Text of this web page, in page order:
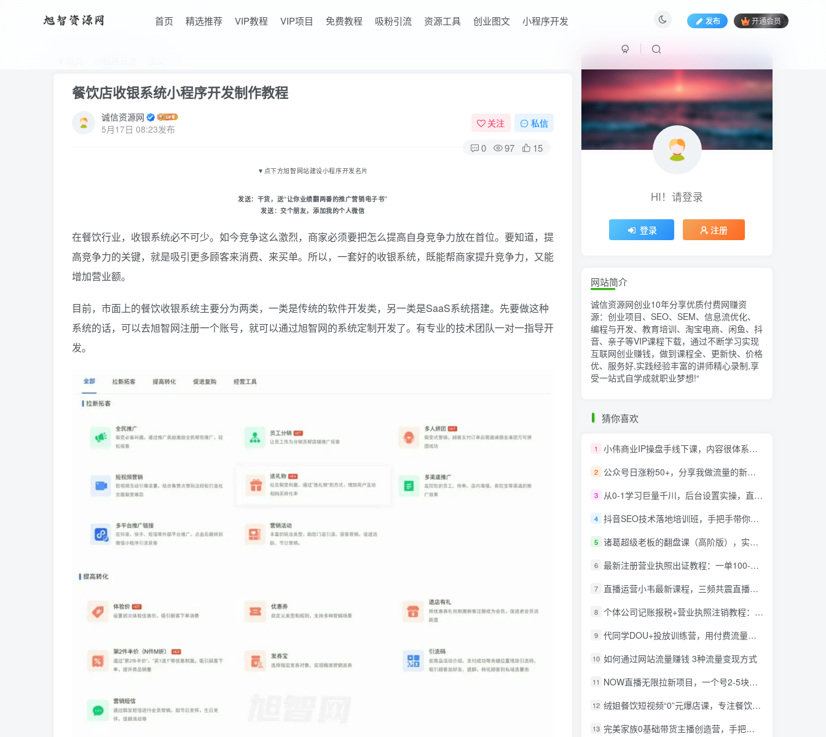
首页 精选推荐 VIP教程 VIP项目 免费教程 吸粉引流 资源工具 创业图文 小程序开发 发布 开通会员
餐饮店收银系统小程序开发制作教程
诚信资源网
5月17日 08:23发布
关注 私信
0 97 15
▼ 点下方旭智网站建设小程序开发名片
发送： 干货，送“让你业绩翻两番的推广营销电子书”
发送：交个朋友，添加我的个人微信
在餐饮行业，收银系统必不可少。如今竞争这么激烈，商家必须要把怎么提高自身竞争力放在首位。要知道，提
高竞争力的关键，就是吸引更多顾客来消费、来买单。所以，一套好的收银系统，既能帮商家提升竞争力，又能
增加营业额。
目前，市面上的餐饮收银系统主要分为两类，一类是传统的软件开发类，另一类是SaaS系统搭建。先要做这种
系统的话，可以去旭智网注册一个账号，就可以通过旭智网的系统定制开发了。有专业的技术团队一对一指导开
发。
HI！请登录
HI！请登录
登录 注册
网站简介
诚信资源网创业10年分享优质付费网赚资
源：创业项目、SEO、SEM、信息流优化、
编程与开发、教育培训、淘宝电商、闲鱼、抖
音、亲子等VIP课程下载，通过不断学习实现
互联网创业赚钱，做到课程全、更新快、价格
优、服务好,实践经验丰富的讲师精心录制,享
受一站式自学成就职业梦想!“
猜你喜欢
1 小伟商业IP操盘手线下课，​内容很体系值得一学 原价16800
2 公众号日涨粉50+，分享我做流量的新渠道
3 从0-1学习巨量千川，后台设置实操，直播带货篇，新手小白入门千川必听课
4 抖音SEO技术落地培训班，手‬把手带你做好音抖‬‬SEO
5 诸葛超级老板的翻盘课（高阶版），实体老板的起号课，诸葛一到流量必爆
6 最新注册营业执照出证教程：一单100-500，日赚300+无任何问题（全国通用）
7 直播运营小韦最新课程，三频共震直播起号5.0版本更细致，玩法更新颖
8 个体公司记账报税+营业执照注销教程：小白一看就会，某淘接业务一单搞几百
9 代同学DOU+投放训练营，用付费流量撬动大额自然流量，过得超额变现转化
10 如何通过网站流量赚钱 3种流量变现方式
11 NOW直播无限拉新项目，一个号2-5块钱，单号每天稳定50+
12 绒姐餐饮短视频“0”元爆店课，专注餐饮线上线下运营干货
13 完美家族0基础带货主播创造营，​手把手教你从0~1做带货主播